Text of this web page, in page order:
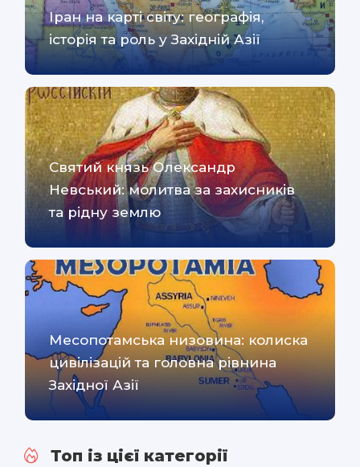
Іран на карті світу: географія,
історія та роль у Західній Азії
Святий князь Олександр
Невський: молитва за захисників
та рідну землю
Месопотамська низовина: колиска
цивілізацій та головна рівнина
Західної Азії
Топ із цієї категорії